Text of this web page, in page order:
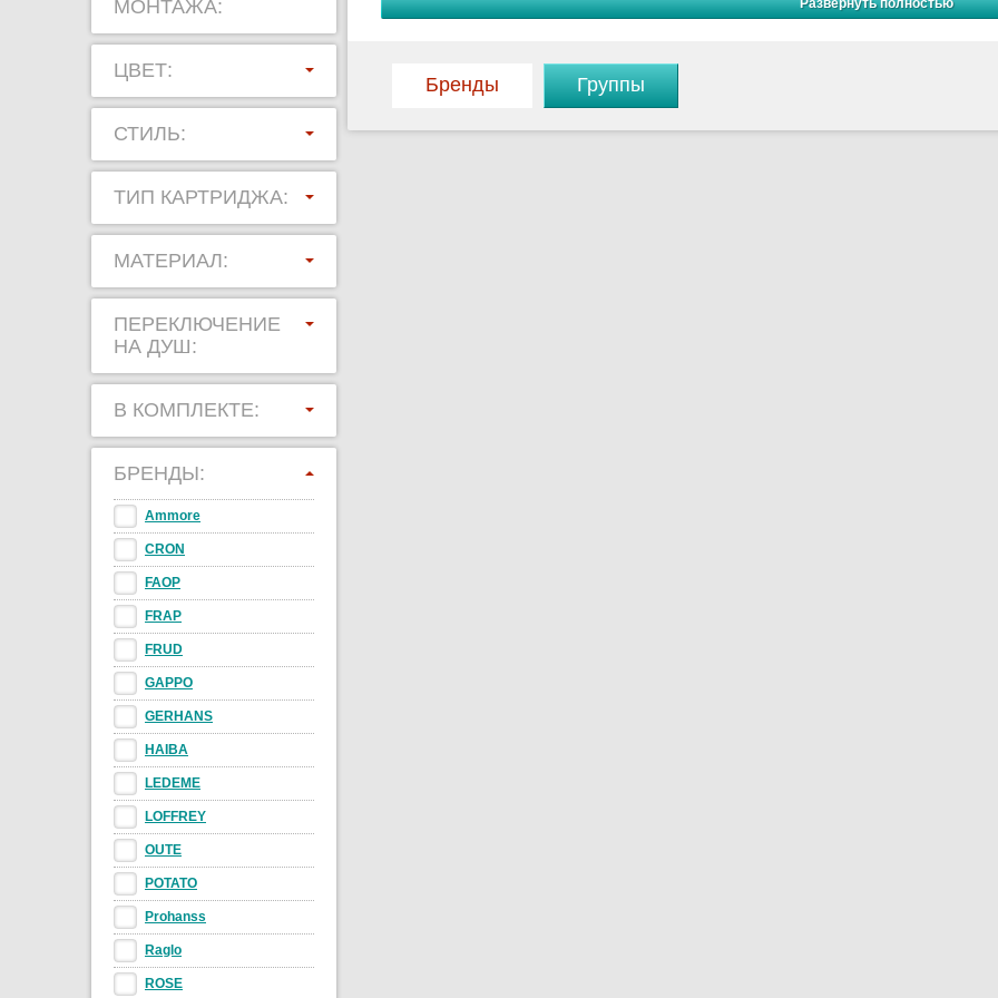
МОНТАЖА:
ЦВЕТ:
СТИЛЬ:
ТИП КАРТРИДЖА:
МАТЕРИАЛ:
ПЕРЕКЛЮЧЕНИЕ
НА ДУШ:
В КОМПЛЕКТЕ:
БРЕНДЫ:
Ammore
CRON
FAOP
FRAP
FRUD
GAPPO
GERHANS
HAIBA
LEDEME
LOFFREY
OUTE
POTATO
Prohanss
Raglo
ROSE
Мы не только предлагаем лучшие цены на смесители бирюзового цена, но также
оптовыми и розничными продажами. Стоимость нашей продукции самая низкая на
Развернуть полностью
Бренды Группы